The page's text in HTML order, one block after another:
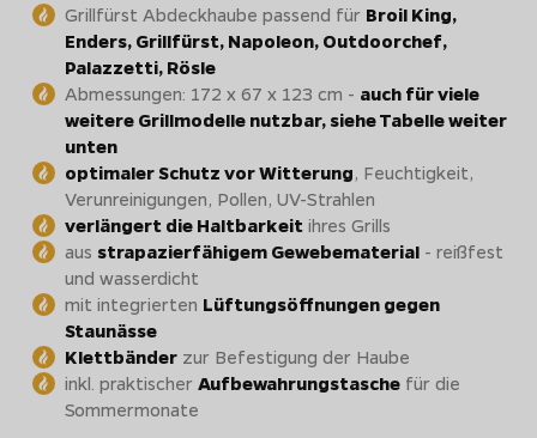
Grillfürst Abdeckhaube passend für Broil King,
Enders, Grillfürst, Napoleon, Outdoorchef,
Palazzetti, Rösle
Abmessungen: 172 x 67 x 123 cm - auch für viele
weitere Grillmodelle nutzbar, siehe Tabelle weiter
unten
optimaler Schutz vor Witterung, Feuchtigkeit,
Verunreinigungen, Pollen, UV-Strahlen
verlängert die Haltbarkeit ihres Grills
aus strapazierfähigem Gewebematerial - reißfest
und wasserdicht
mit integrierten Lüftungsöffnungen gegen
Staunässe
Klettbänder zur Befestigung der Haube
inkl. praktischerAufbewahrungstasche für die
Sommermonate